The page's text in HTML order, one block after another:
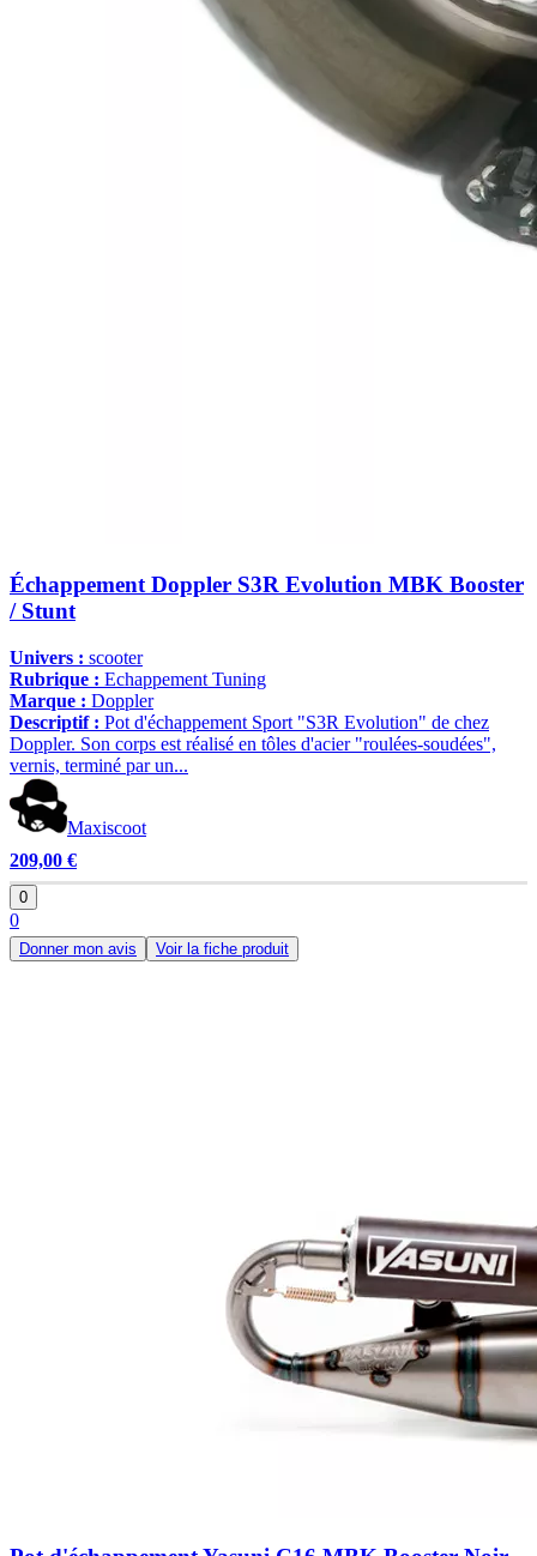
Échappement Doppler S3R Evolution MBK Booster
/ Stunt
Univers : scooter
Rubrique : Echappement Tuning
Marque : Doppler
Descriptif : Pot d'échappement Sport "S3R Evolution" de chez
Doppler. Son corps est réalisé en tôles d'acier "roulées-soudées",
vernis, terminé par un...
Maxiscoot
209,00 €
0
0
Donner mon avis Voir la fiche produit